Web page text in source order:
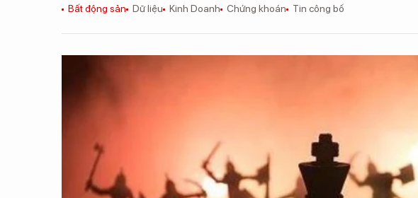
Bất động sản Dữ liệu Kinh Doanh Chứng khoán Tin công bố